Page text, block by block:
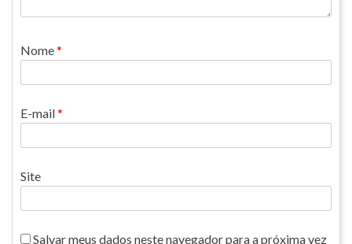
Nome*
E-mail*
Site
Salvar meus dados neste navegador para a próxima vez